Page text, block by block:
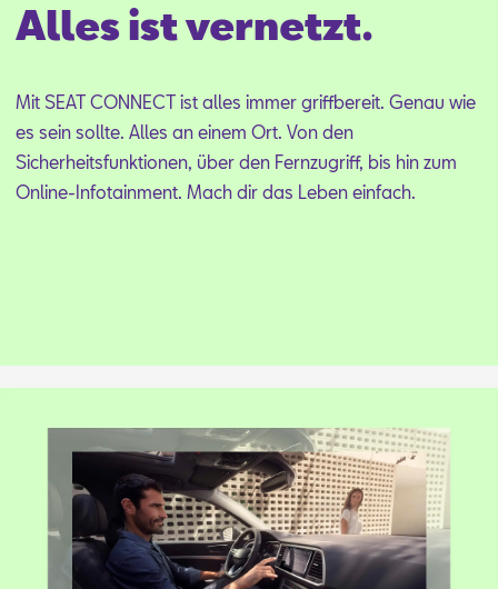
Alles ist vernetzt.
Mit SEAT CON­NECT ist al­les im­mer griff­be­reit. Ge­nau wie
es sein soll­te. Al­les an ei­nem Ort. Von den
Si­cher­heits­funk­tio­nen, über den Fern­zu­griff, bis hin zum
On­line-In­fo­tain­ment. Mach dir das Le­ben ein­fach.